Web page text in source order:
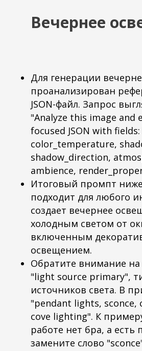
Вечернее
Для генерации
проанализирован
JSON-файл. Запрос
"Analyze this image and
focused JSON with
color_temperature,
shadow_direction,
ambience,
Итоговый промпт
подходит для любого
создает вечернее
холодным светом от
включенным
освещением.
Обратите внимание
"light source primary",
источников света. В
"pendant lights, sconce,
cove lighting". К
работе нет бра, а есть
замените слово